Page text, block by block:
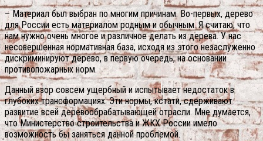
– Материал был выбран по многим причинам. Во-первых, дерево
для России есть материалом родным и обычным. Я считаю, что
нам нужно очень многое и различное делать из дерева. У нас
несовершенная нормативная база, исходя из этого незаслуженно
дискриминируют дерево, в первую очередь, на основании
противопожарных норм.
Данный взор совсем ущербный и испытывает недостаток в
глубоких трансформациях. Эти нормы, кстати, сдерживают
развитие всей деревообрабатывающей отрасли. Мне думается,
что Министерство строительства и ЖКХ России имело
возможность бы заняться данной проблемой.